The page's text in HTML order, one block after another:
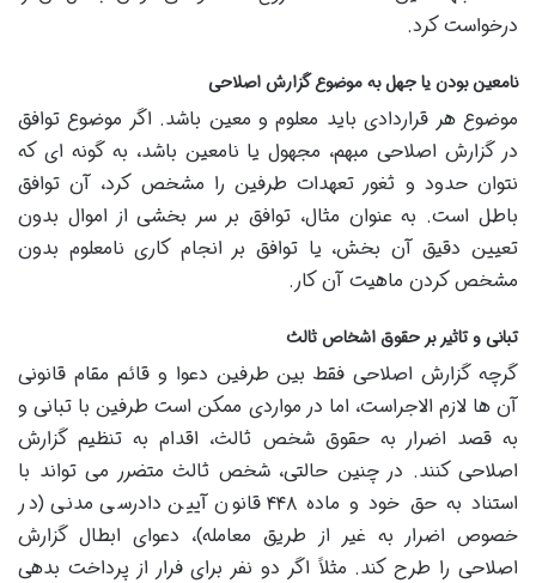
درخواست کرد.
نامعین بودن یا جهل به موضوع گزارش اصلاحی
موضوع هر قراردادی باید معلوم و معین باشد. اگر موضوع توافق
در گزارش اصلاحی مبهم، مجهول یا نامعین باشد، به گونه ای که
نتوان حدود و ثغور تعهدات طرفین را مشخص کرد، آن توافق
باطل است. به عنوان مثال، توافق بر سر بخشی از اموال بدون
تعیین دقیق آن بخش، یا توافق بر انجام کاری نامعلوم بدون
مشخص کردن ماهیت آن کار.
تبانی و تاثیر بر حقوق اشخاص ثالث
گرچه گزارش اصلاحی فقط بین طرفین دعوا و قائم مقام قانونی
آن ها لازم الاجراست، اما در مواردی ممکن است طرفین با تبانی و
به قصد اضرار به حقوق شخص ثالث، اقدام به تنظیم گزارش
اصلاحی کنند. در چنین حالتی، شخص ثالث متضرر می تواند با
استناد به حق خود و ماده ۴۴۸ قانون آیین دادرسی مدنی (در
خصوص اضرار به غیر از طریق معامله)، دعوای ابطال گزارش
اصلاحی را طرح کند. مثلاً اگر دو نفر برای فرار از پرداخت بدهی